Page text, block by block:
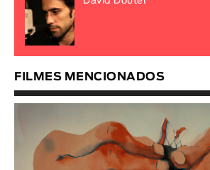
FILMES MENCIONADOS